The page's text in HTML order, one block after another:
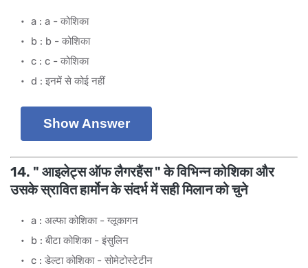
a : a - कोशिका
b : b - कोशिका
c : c - कोशिका
d : इनमें से कोई नहीं
Show Answer
14. " आइलेट्स ऑफ लैगरहैंस " के विभिन्न कोशिका और
उसके स्रावित हार्मोन के संदर्भ में सही मिलान को चुने
a : अल्फा कोशिका - ग्लूकागन
b : बीटा कोशिका - इंसुलिन
c : डेल्टा कोशिका - सोमेटोस्टेटीन